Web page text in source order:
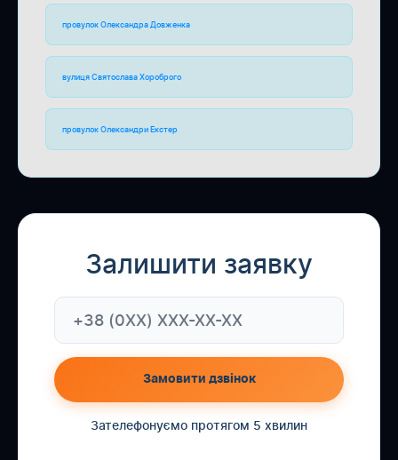
провулок Олександра Довженка
вулиця Святослава Хороброго
провулок Олександри Екстер
Залишити заявку
Замовити дзвінок
Зателефонуємо протягом 5 хвилин